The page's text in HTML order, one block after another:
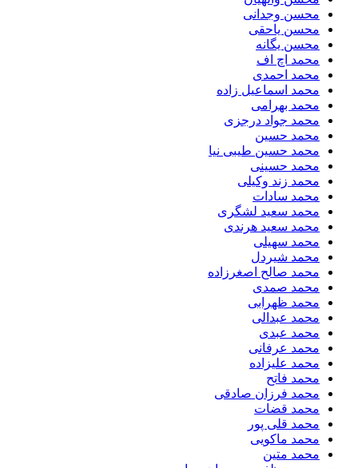
محسن وجدانی
محسن یاحقی
محسن یگانه
محمد اچ اف
محمد احمدی
محمد اسماعیل زاده
محمد بهرامی
محمد جواد درجزی
محمد حسین
محمد حسین طیبی نیا
محمد حسینی
محمد زند وکیلی
محمد سادات
محمد سعید لشگری
محمد سعید هرندی
محمد سهیلی
​محمد شیردل
محمد صالح اصغرزاده
محمد صمدی
محمد ظهرابی
محمد عبدالی
محمد عبدی
محمد عرفانی
محمد علیزاده
محمد فاتح
محمد فرزان صادقی
محمد قضات
محمد قلی پور
محمد ماکویی
محمد متین